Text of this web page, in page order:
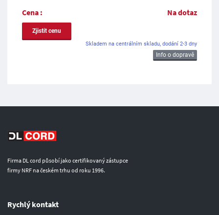
Cena : Na dotaz
Zjistit cenu
Skladem na centrálním skladu, dodání 2-3 dny
Info o dopravě
Firma DL cord působí jako certifikovaný zástupce
firmy NRF na českém trhu od roku 1996.
Rychlý kontakt